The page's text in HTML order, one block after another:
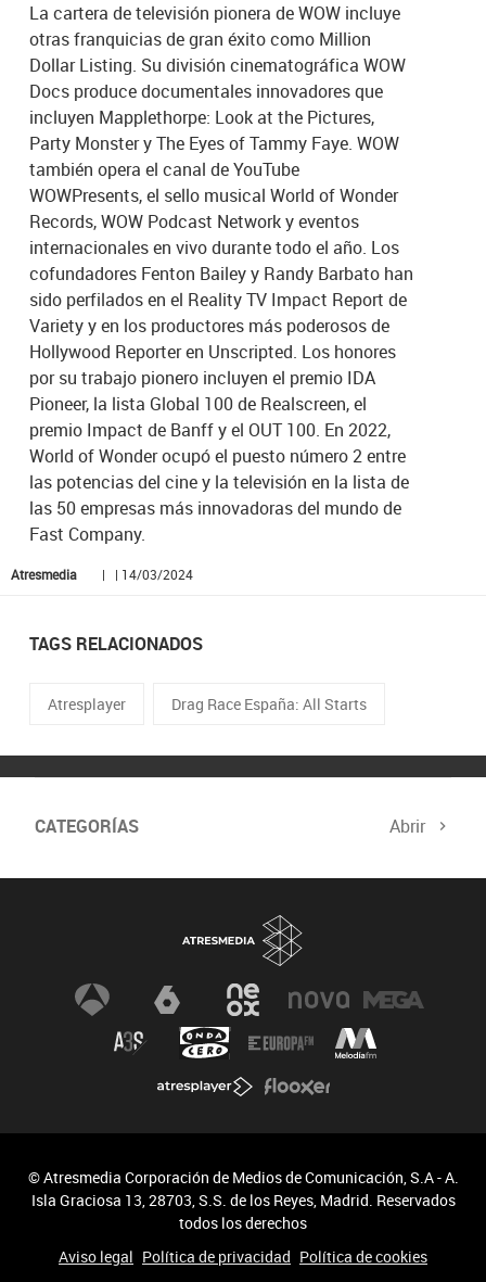
La cartera de televisión pionera de WOW incluye
otras franquicias de gran éxito como Million
Dollar Listing. Su división cinematográfica WOW
Docs produce documentales innovadores que
incluyen Mapplethorpe: Look at the Pictures,
Party Monster y The Eyes of Tammy Faye. WOW
también opera el canal de YouTube
WOWPresents, el sello musical World of Wonder
Records, WOW Podcast Network y eventos
internacionales en vivo durante todo el año. Los
cofundadores Fenton Bailey y Randy Barbato han
sido perfilados en el Reality TV Impact Report de
Variety y en los productores más poderosos de
Hollywood Reporter en Unscripted. Los honores
por su trabajo pionero incluyen el premio IDA
Pioneer, la lista Global 100 de Realscreen, el
premio Impact de Banff y el OUT 100. En 2022,
World of Wonder ocupó el puesto número 2 entre
las potencias del cine y la televisión en la lista de
las 50 empresas más innovadoras del mundo de
Fast Company.
Atresmedia | | 14/03/2024
TAGS RELACIONADOS
Atresplayer Drag Race España: All Starts
CATEGORÍAS Abrir
© Atresmedia Corporación de Medios de Comunicación, S.A - A.
Isla Graciosa 13, 28703, S.S. de los Reyes, Madrid. Reservados
todos los derechos
Aviso legal Política de privacidad Política de cookies